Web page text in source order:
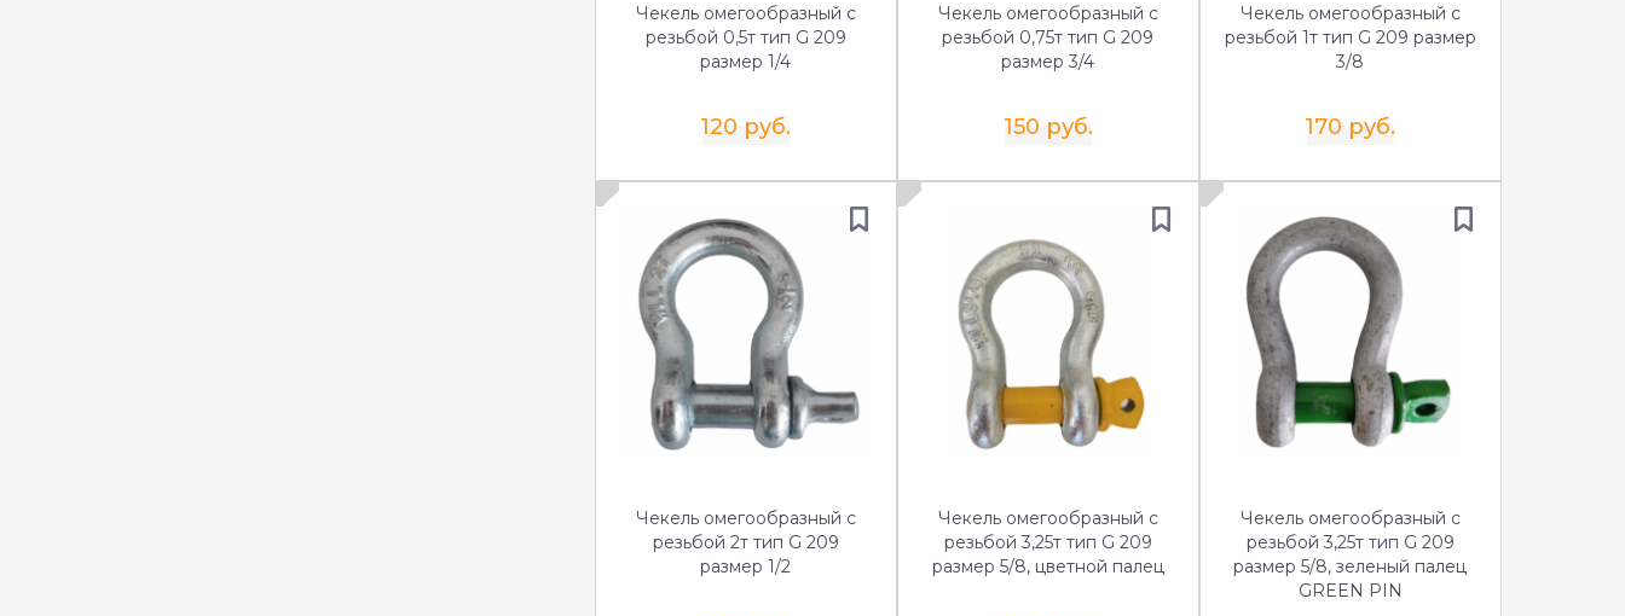
Чекель омегообразный с
резьбой 0,5т тип G 209
размер 1/4
120 руб.
Чекель омегообразный с
резьбой 0,75т тип G 209
размер 3/4
150 руб.
Чекель омегообразный с
резьбой 1т тип G 209 размер
3/8
170 руб.
Чекель омегообразный с
резьбой 2т тип G 209
размер 1/2
Чекель омегообразный с
резьбой 3,25т тип G 209
размер 5/8, цветной палец
Чекель омегообразный с
резьбой 3,25т тип G 209
размер 5/8, зеленый палец
GREEN PIN